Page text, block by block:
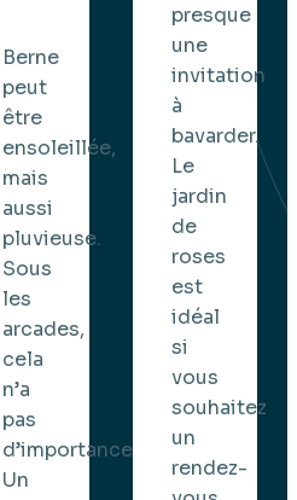
Berne
peut
être
ensoleillée,
mais
aussi
pluvieuse.
Sous
les
arcades,
cela
n’a
pas
d’importance.
Un
presque
une
invitation
à
bavarder.
Le
jardin
de
roses
est
idéal
si
vous
souhaitez
un
rendez-